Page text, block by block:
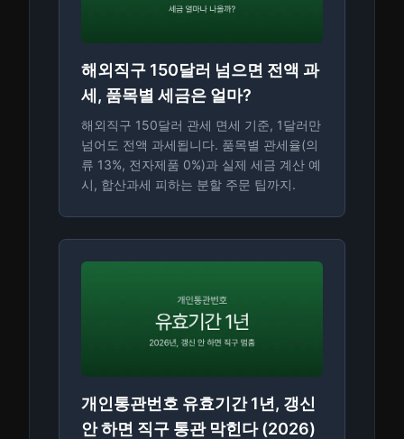
해외직구 150달러 넘으면 전액 과
세, 품목별 세금은 얼마?
해외직구 150달러 관세 면세 기준, 1달러만
넘어도 전액 과세됩니다. 품목별 관세율(의
류 13%, 전자제품 0%)과 실제 세금 계산 예
시, 합산과세 피하는 분할 주문 팁까지.
개인통관번호 유효기간 1년, 갱신
안 하면 직구 통관 막힌다 (2026)